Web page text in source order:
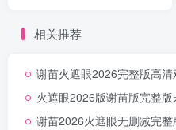
相关推荐
谢苗火遮眼2026完整版高
火遮眼2026版谢苗版完整
谢苗2026火遮眼无删减完